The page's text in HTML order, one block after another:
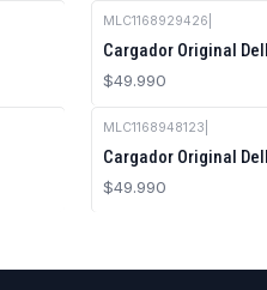
MLC1168929426
Cargador Original
$49.990
MLC1168948123
Cargador Original
$49.990